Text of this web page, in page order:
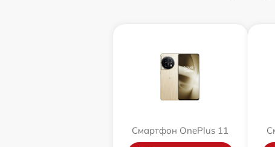
Смартфон OnePlus 11